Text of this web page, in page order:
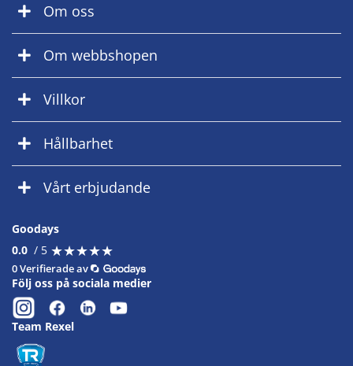
Om oss
Om webbshopen
Villkor
Hållbarhet
Vårt erbjudande
Goodays
0.0 / 5 ★★★★★
★★★★★
0 Verifierade av
Följ oss på sociala medier
Team Rexel